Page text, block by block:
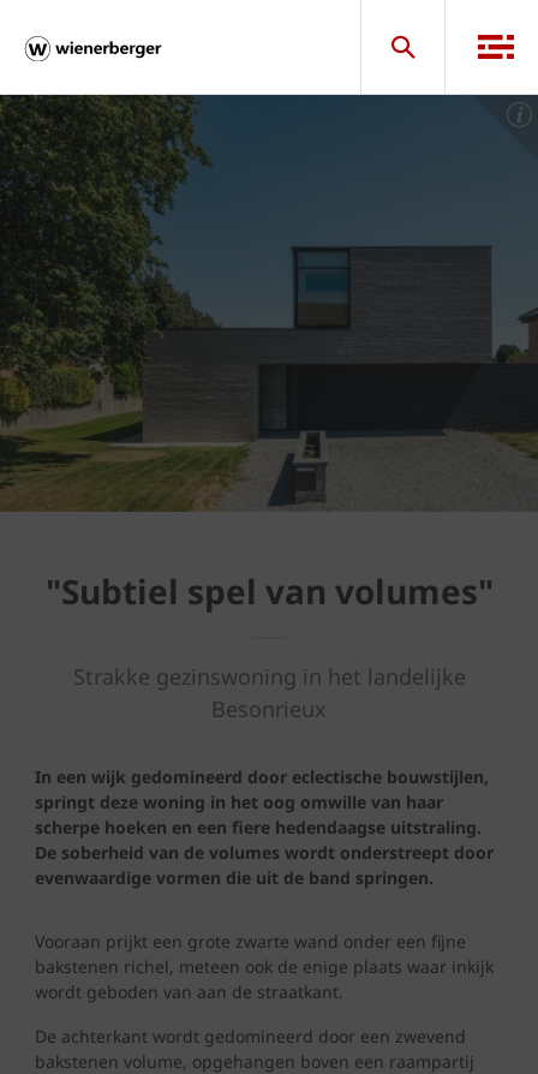
"Subtiel spel van volumes"
Strakke gezinswoning in het landelijke
Besonrieux
In een wijk gedomineerd door eclectische bouwstijlen,
springt deze woning in het oog omwille van haar
scherpe hoeken en een fiere hedendaagse uitstraling.
De soberheid van de volumes wordt onderstreept door
evenwaardige vormen die uit de band springen.
Vooraan prijkt een grote zwarte wand onder een fijne
bakstenen richel, meteen ook de enige plaats waar inkijk
wordt geboden van aan de straatkant.
De achterkant wordt gedomineerd door een zwevend
bakstenen volume, opgehangen boven een raampartij